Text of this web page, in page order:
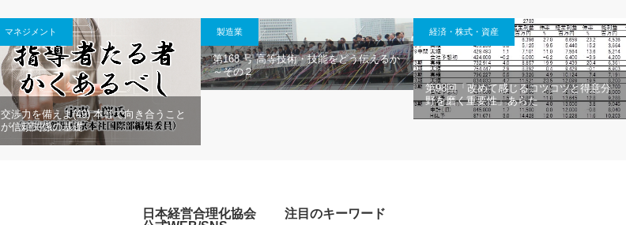
マネジメント
交渉力を備えよ(49) 本音で向き合うこと
が信頼関係の基礎
製造業
第168 号 高等技術・技能をどう伝えるか
～その２
経済・株式・資産
第98回「改めて感じるコツコツと得意分
野を磨く重要性」あらた
注目のキーワード
日本経営合理化協会